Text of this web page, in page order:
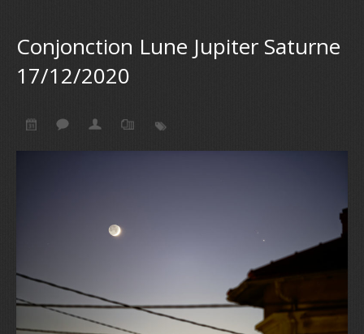
Conjonction Lune Jupiter Saturne
17/12/2020